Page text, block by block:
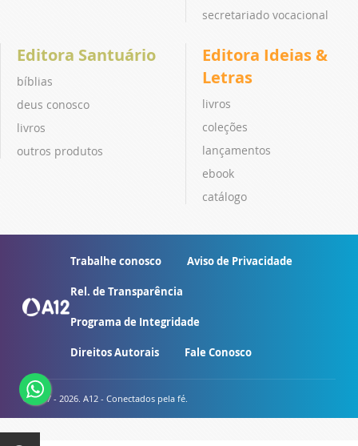
secretariado vocacional
Editora Santuário
bíblias
deus conosco
livros
outros produtos
Editora Ideias &
Letras
livros
coleções
lançamentos
ebook
catálogo
Trabalhe conosco Aviso de Privacidade
Rel. de Transparência
Programa de Integridade
Direitos Autorais Fale Conosco
© 2007 - 2026. A12 - Conectados pela fé.